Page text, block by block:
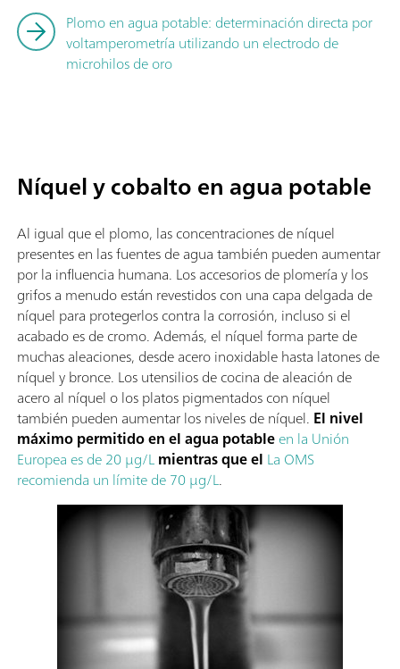
Plomo en agua potable: determinación directa por
voltamperometría utilizando un electrodo de
microhilos de oro
Níquel y cobalto en agua potable
Al igual que el plomo, las concentraciones de níquel
presentes en las fuentes de agua también pueden aumentar
por la influencia humana. Los accesorios de plomería y los
grifos a menudo están revestidos con una capa delgada de
níquel para protegerlos contra la corrosión, incluso si el
acabado es de cromo. Además, el níquel forma parte de
muchas aleaciones, desde acero inoxidable hasta latones de
níquel y bronce. Los utensilios de cocina de aleación de
acero al níquel o los platos pigmentados con níquel
también pueden aumentar los niveles de níquel. El nivel
máximo permitido en el agua potableen la Unión
Europea es de 20 µg/Lmientras que el La OMS
recomienda un límite de 70 µg/L.